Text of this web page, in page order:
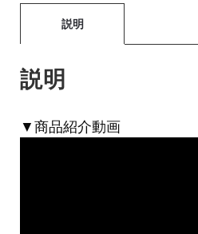
説明
説明
▼商品紹介動画